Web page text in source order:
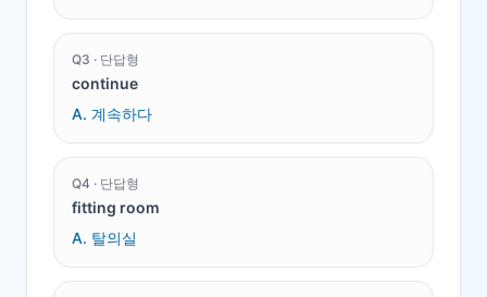
Q3 · 단답형
continue
A. 계속하다
Q4 · 단답형
fitting room
A. 탈의실